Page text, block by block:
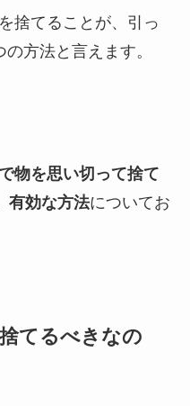
捨てることが、引っ
方法と言えます。
物を思い切って捨て
有効な方法についてお
てるべきなの